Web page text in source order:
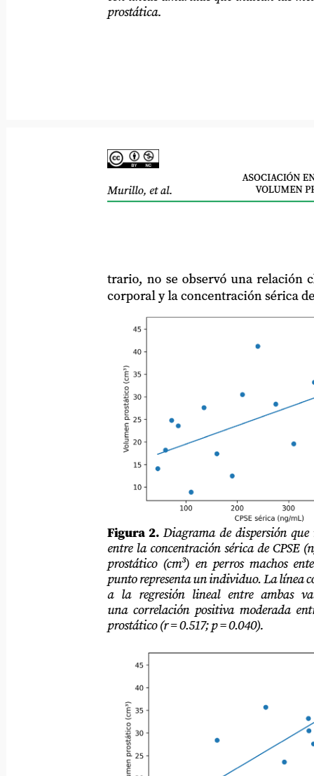
prostática.
ASOCIACIÓN
VOLUMEN
Murillo, et al.
trario, no se observó una relación clara
corporal y la concentración sérica de
Figura 2.
Diagrama de dispersión que
entre la concentración sérica de CPSE (ng/
prostático (cm³) en perros machos enteros
punto representa un individuo. La línea
a la regresión lineal entre ambas
una correlación positiva moderada entre
prostático (r = 0.517; p = 0.040).